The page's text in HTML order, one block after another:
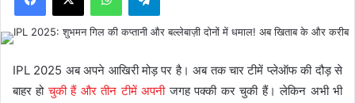
IPL 2025 अब अपने आखिरी मोड़ पर है। अब तक चार टीमें प्लेऑफ की दौड़ से
बाहर होचुकी हैं और तीन टीमें अपनीजगह पक्की कर चुकी हैं। लेकिन अभी भी